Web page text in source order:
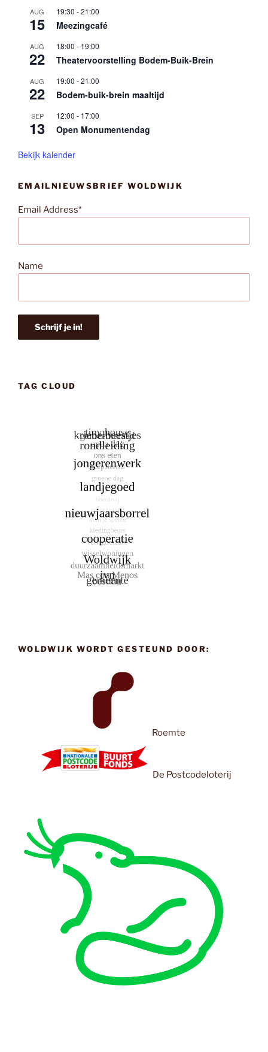
AUG
15
19:30 -21:00
Meezingcafé
AUG
22
18:00 - 19:00
Theatervoorstelling Bodem-Buik-Brein
AUG
22
19:00 -21:00
Bodem-buik-brein maaltijd
SEP
13
12:00 - 17:00
Open Monumentendag
Bekijk kalender
EMAILNIEUWSBRIEF WOLDWIJK
Email Address*
Name
TAG CLOUD
WOLDWIJK WORDT GESTEUND DOOR:
Roemte
De Postcodeloterij